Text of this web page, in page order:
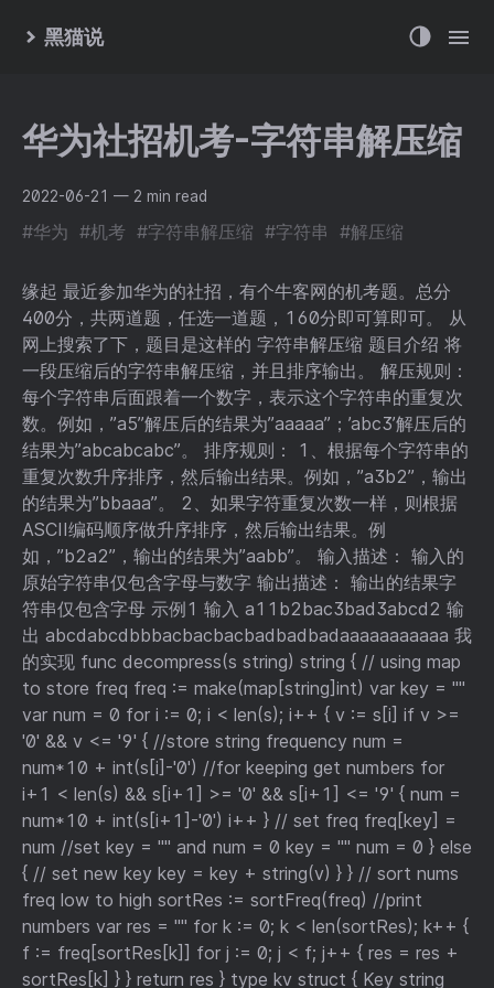
黑猫说
华为社招机考-字符串解压缩
2022-06-21 — 2 min read
#华为 #机考 #字符串解压缩 #字符串 #解压缩
缘起 最近参加华为的社招，有个牛客网的机考题。总分
400分，共两道题，任选一道题，160分即可算即可。 从
网上搜索了下，题目是这样的 字符串解压缩 题目介绍 将
一段压缩后的字符串解压缩，并且排序输出。 解压规则：
每个字符串后面跟着一个数字，表示这个字符串的重复次
数。例如，”a5”解压后的结果为”aaaaa”；’abc3’解压后的
结果为”abcabcabc”。 排序规则： 1、根据每个字符串的
重复次数升序排序，然后输出结果。例如，”a3b2”，输出
的结果为”bbaaa”。 2、如果字符重复次数一样，则根据
ASCII编码顺序做升序排序，然后输出结果。例
如，”b2a2”，输出的结果为”aabb”。 输入描述： 输入的
原始字符串仅包含字母与数字 输出描述： 输出的结果字
符串仅包含字母 示例1 输入 a11b2bac3bad3abcd2 输
出 abcdabcdbbbacbacbacbadbadbadaaaaaaaaaaa 我
的实现 func decompress(s string) string { // using map
to store freq freq := make(map[string]int) var key = ""
var num = 0 for i := 0; i < len(s); i++ { v := s[i] if v >=
'0' && v <= '9' { //store string frequency num =
num*10 + int(s[i]-'0') //for keeping get numbers for
i+1 < len(s) && s[i+1] >= '0' && s[i+1] <= '9' { num =
num*10 + int(s[i+1]-'0') i++ } // set freq freq[key] =
num //set key = "" and num = 0 key = "" num = 0 } else
{ // set new key key = key + string(v) } } // sort nums
freq low to high sortRes := sortFreq(freq) //print
numbers var res = "" for k := 0; k < len(sortRes); k++ {
f := freq[sortRes[k]] for j := 0; j < f; j++ { res = res +
sortRes[k] } } return res } type kv struct { Key string